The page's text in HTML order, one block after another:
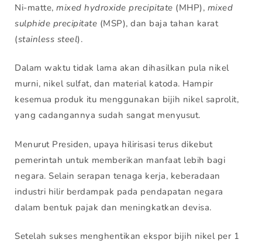
Ni-matte, mixed hydroxide precipitate (MHP), mixed
sulphide precipitate (MSP), dan baja tahan karat
(stainless steel).
Dalam waktu tidak lama akan dihasilkan pula nikel
murni, nikel sulfat, dan material katoda. Hampir
kesemua produk itu menggunakan bijih nikel saprolit,
yang cadangannya sudah sangat menyusut.
Menurut Presiden, upaya hilirisasi terus dikebut
pemerintah untuk memberikan manfaat lebih bagi
negara. Selain serapan tenaga kerja, keberadaan
industri hilir berdampak pada pendapatan negara
dalam bentuk pajak dan meningkatkan devisa.
Setelah sukses menghentikan ekspor bijih nikel per 1